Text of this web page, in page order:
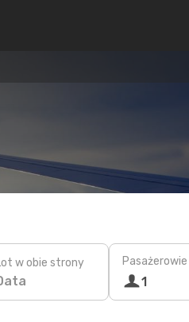
w obie strony Pasażerowie
1